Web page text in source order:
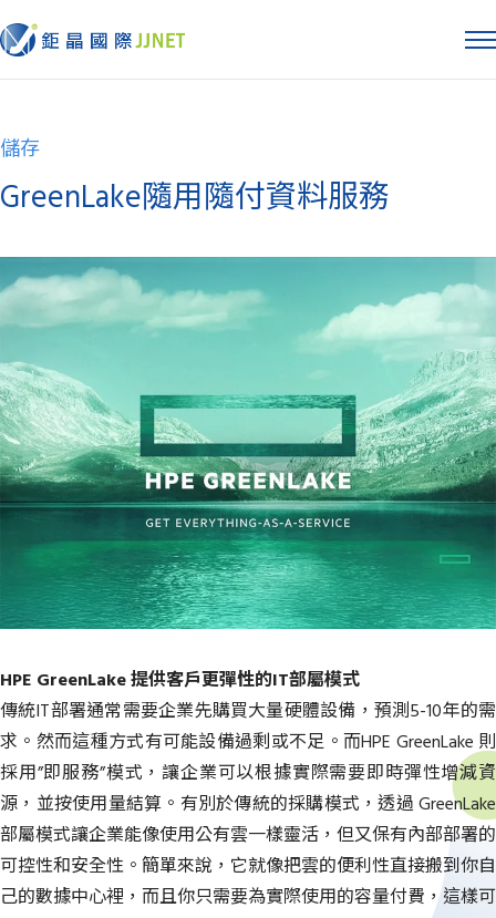
儲存
GreenLake隨用隨付資料服務
HPE GreenLake 提供客戶更彈性的IT部屬模式
傳統IT部署通常需要企業先購買大量硬體設備，預測5-10年的需
求。然而這種方式有可能設備過剩或不足。而HPE GreenLake 則
採用”即服務”模式，讓企業可以根據實際需要即時彈性增減資
源，並按使用量結算。有別於傳統的採購模式，透過 GreenLake
部屬模式讓企業能像使用公有雲一樣靈活，但又保有內部部署的
可控性和安全性。簡單來說，它就像把雲的便利性直接搬到你自
己的數據中心裡，而且你只需要為實際使用的容量付費，這樣可